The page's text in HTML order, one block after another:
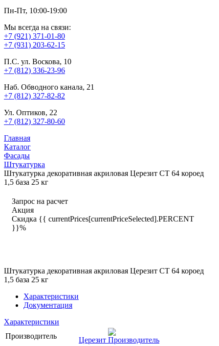
Пн-Пт, 10:00-19:00
Мы всегда на связи:
+7 (921) 371-01-80
+7 (931) 203-62-15
П.С. ул. Воскова, 10
+7 (812) 336-23-96
Наб. Обводного канала, 21
+7 (812) 327-82-82
Ул. Оптиков, 22
+7 (812) 327-80-60
Главная
Каталог
Фасады
Штукатурка
Штукатурка декоративная акриловая Церезит CT 64 короед
1,5 база 25 кг
Запрос на расчет
Акция
Скидка {{ currentPrices[currentPriceSelected].PERCENT
}}%
Штукатурка декоративная акриловая Церезит CT 64 короед
1,5 база 25 кг
Характеристики
Документация
Характеристики
Производитель
Церезит